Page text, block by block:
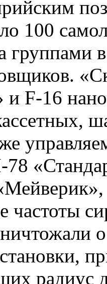
100
группами
F-16
78
частоты
радиус